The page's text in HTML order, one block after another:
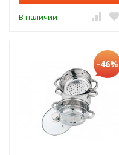
В наличии
-46%